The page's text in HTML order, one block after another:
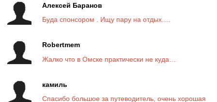
Алексей Баранов
Буда спонсором . Ищу пару на отдых.…
Robertmem
Жалко что в Омске практически не куда…
камиль
Спасибо большое за путеводитель, очень хорошая